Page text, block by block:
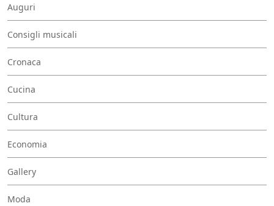
Auguri
Consigli musicali
Cronaca
Cucina
Cultura
Economia
Gallery
Moda